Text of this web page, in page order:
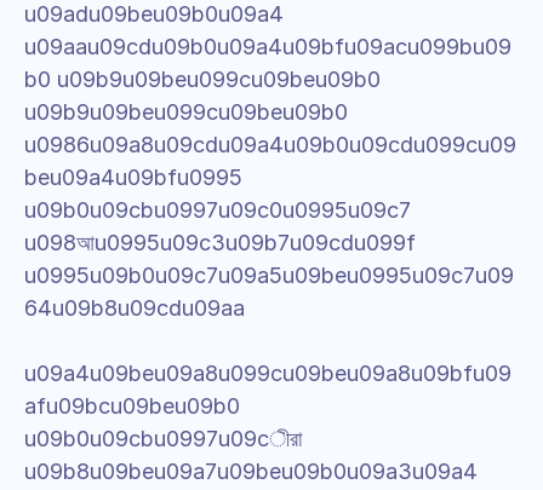
u09adu09beu09b0u09a4
u09aau09cdu09b0u09a4u09bfu09acu099bu09
b0 u09b9u09beu099cu09beu09b0
u09b9u09beu099cu09beu09b0
u0986u09a8u09cdu09a4u09b0u09cdu099cu09
beu09a4u09bfu0995
u09b0u09cbu0997u09c0u0995u09c7
u098আu0995u09c3u09b7u09cdu099f
u0995u09b0u09c7u09a5u09beu0995u09c7u09
64u09b8u09cdu09aa
u09a4u09beu09a8u099cu09beu09a8u09bfu09
afu09bcu09beu09b0
u09b0u09cbu0997u09cীরা
u09b8u09beu09a7u09beu09b0u09a3u09a4